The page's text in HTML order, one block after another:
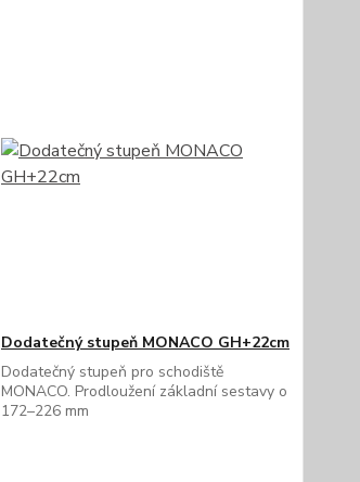
Dodatečný stupeň MONACO GH+22cm
Dodatečný stupeň pro schodiště
MONACO. Prodloužení základní sestavy o
172–226 mm